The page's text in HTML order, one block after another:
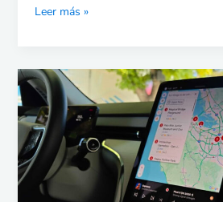
Leer más »
Las
nuevas
funciones
de
Google
Maps
para